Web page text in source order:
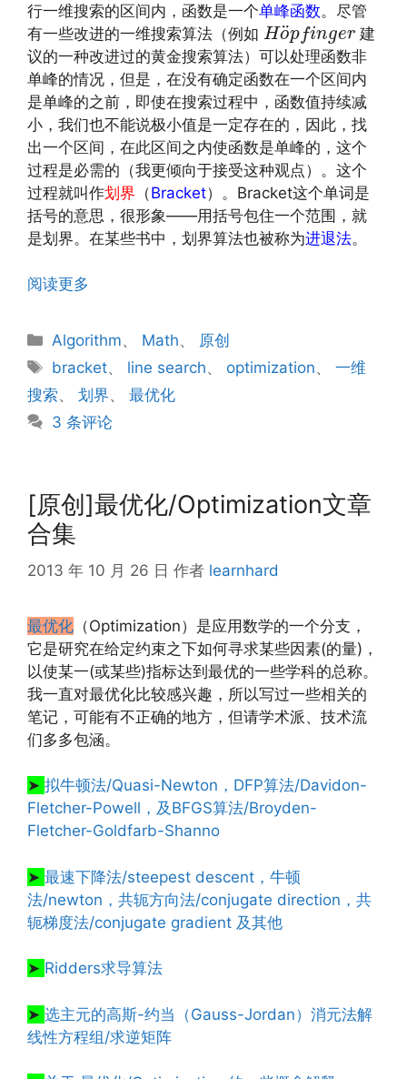
行一维搜索的区间内，函数是一个单峰函数。尽管
有一些改进的一维搜索算法（例如 H¨
op finger
Ho¨pfinger
建
议的一种改进过的黄金搜索算法）可以处理函数非
单峰的情况，但是，在没有确定函数在一个区间内
是单峰的之前，即使在搜索过程中，函数值持续减
小，我们也不能说极小值是一定存在的，因此，找
出一个区间，在此区间之内使函数是单峰的，这个
过程是必需的（我更倾向于接受这种观点）。这个
过程就叫作划界 （Bracket）。Bracket这个单词是
括号的意思，很形象——用括号包住一个范围，就
是划界。在某些书中，划界算法也被称为进退法。
阅读更多
分
类
Algorithm、 Math、 原创
标
签
bracket、 line search、 optimization、一维
搜索、 划界、 最优化
3 条评论
[原创]最优化/Optimization文章
合集
2013 年 10 月 26 日 作者 learnhard
最优化 （Optimization）是应用数学的一个分支，
它是研究在给定约束之下如何寻求某些因素(的量)，
以使某一(或某些)指标达到最优的一些学科的总称。
我一直对最优化比较感兴趣，所以写过一些相关的
笔记，可能有不正确的地方，但请学术派、技术流
们多多包涵。
➤ 拟牛顿法/Quasi-Newton，DFP算法/Davidon-
Fletcher-Powell，及BFGS算法/Broyden-
Fletcher-Goldfarb-Shanno
➤ 最速下降法/steepest descent，牛顿
法/newton，共轭方向法/conjugate direction，共
轭梯度法/conjugate gradient 及其他
➤ Ridders求导算法
➤ 选主元的高斯-约当（Gauss-Jordan）消元法解
线性方程组/求逆矩阵